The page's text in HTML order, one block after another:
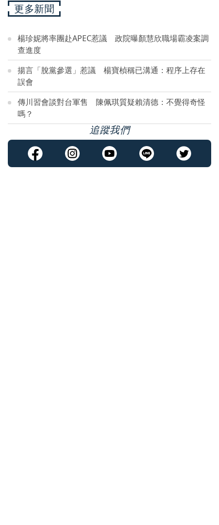
更多新聞
楊珍妮將率團赴APEC惹議 政院曝顏慧欣職場霸凌案調
查進度
揚言「脫黨參選」惹議 楊寶楨稱已溝通：程序上存在
誤會
傳川習會談對台軍售 陳佩琪質疑賴清德：不覺得奇怪
嗎？
追蹤我們